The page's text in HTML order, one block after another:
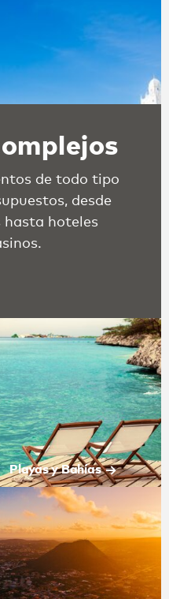
de todo tipo
desde
hoteles
Playas y Bahías